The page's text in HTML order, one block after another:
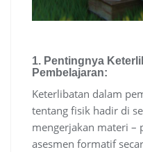
1. Pentingnya
Pembelajaran:
Keterlibatan dalam
tentang fisik hadir di
mengerjakan materi –
asesmen formatif